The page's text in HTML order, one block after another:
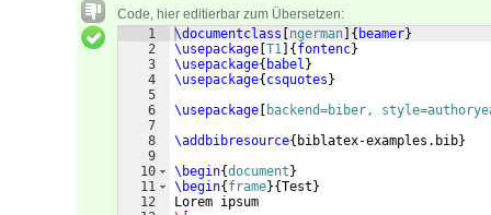
Code, hier editierbar zum Übersetzen:
1
2
3
4
5
6
7
8
9
10
11
12
\documentclass ngerman { beamer}
\usepackage T1 { fontenc}
\usepackage{ babel }
\usepackage{ csquotes }
\usepackage
backend=biber,
\addbibresource{ biblatex-examples.bib}
\begin{document }
\begin{ frame}{Test }
Lorem ipsum